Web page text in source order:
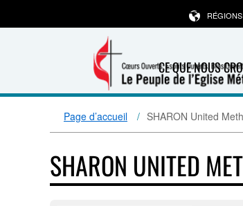
CE QUE NOUS
Page d’accueil SHARON United
SHARON UNITED